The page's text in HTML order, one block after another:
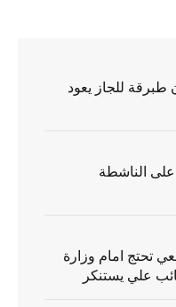
طبرقة للجاز يعود
على الناشطة
تحتج امام وزارة
علي يستنكر